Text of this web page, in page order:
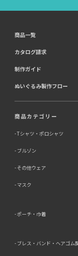
商品一覧
カタログ請求
制作ガイド
ぬいぐるみ製作フロー
商品カテゴリー
Tシャツ・ポロシャツ
ブルゾン
その他ウェア
マスク
ポーチ・巾着
ブレス・バンド・ヘアゴム